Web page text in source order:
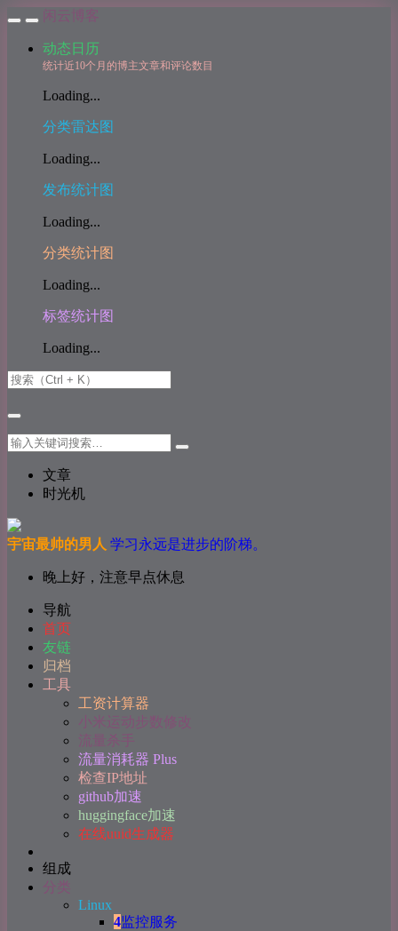
闲云博客
动态日历
统计近10个月的博主文章和评论数目
Loading...
分类雷达图
Loading...
发布统计图
Loading...
分类统计图
Loading...
标签统计图
Loading...
文章
时光机
宇宙最帅的男人 学习永远是进步的阶梯。
晚上好，注意早点休息
导航
首页
友链
归档
工具
工资计算器
小米运动步数修改
流量杀手
流量消耗器 Plus
检查IP地址
github加速
huggingface加速
在线uuid生成器
组成
分类
Linux
4监控服务